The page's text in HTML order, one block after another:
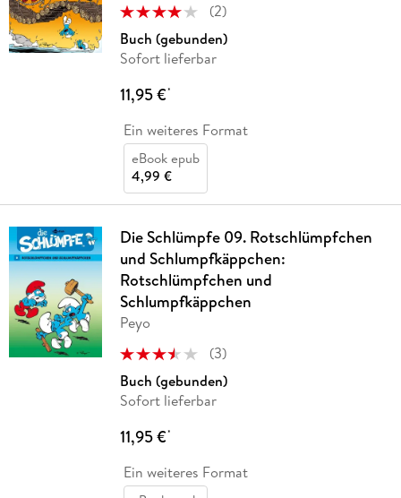
(2)
Buch (gebunden)
Sofort lieferbar
11,95 €*
Ein weiteres Format
eBook epub
4,99 €
Die Schlümpfe 09. Rotschlümpfchen
und Schlumpfkäppchen:
Rotschlümpfchen und
Schlumpfkäppchen
Peyo
(3)
Buch (gebunden)
Sofort lieferbar
11,95 €*
Ein weiteres Format